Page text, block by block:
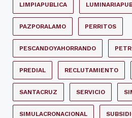
LIMPIAPUBLICA
PAZPORALAMO PERRITOS
PESCANDOYAHORRANDO
PREDIAL RECLUTAMIENTO
SANTACRUZ SERVICIO
SIMULACRONACIONAL